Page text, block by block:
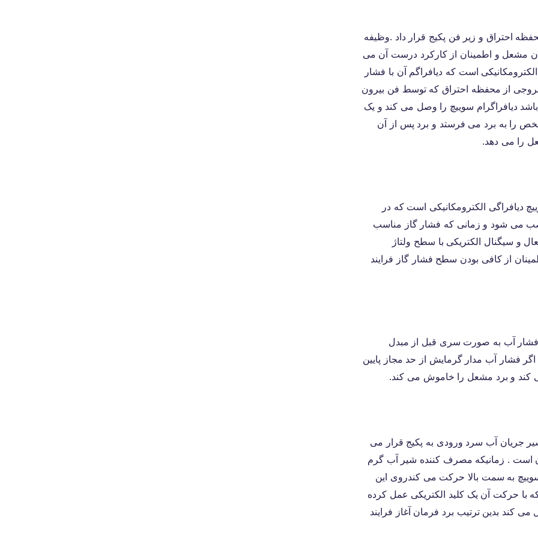
احتراق و زیر فن پکیج قرار داد .وظیفه
مشعل و اطمینان از کارکرد درست آن می
است که دیافراگم آن با فشار
از محفظه احتراق که توسط فن بیرون
دیافراگرام سوییچ را وصل می کند و یک
را به برد می فرستد و برد پس از آن
را می دهد.
دیافراگی الکترومکانیکی است که در
می شود و زمانی که فشار گاز مناسب
و سیگنال الکتریکی با سطح ولتاژ
از کافی بودن سطح فشار گاز فرایند
آب به صورت سری قبل از مبدل
فشار آب مدار گرمایش از حد مجاز پایین
می کند و برد مشعل را خاموش می کند.
جریان آب سرد ورودی به پکیج قرار می
. زمانیکه مصرف کننده شیر آب گرم
به سمت بالا حرکت می کندروی این
با حرکت آن یک کلید الکتریکی عمل کرده
کند بدین ترتیب برد فرمان آغاز فرایند